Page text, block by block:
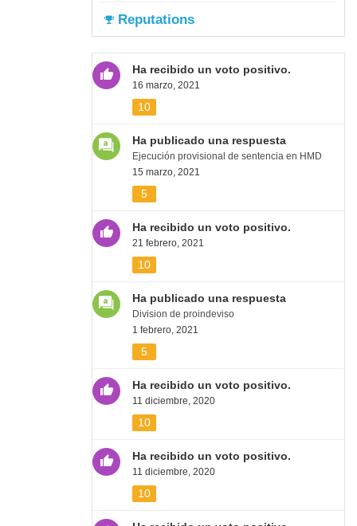
Reputations
Ha recibido un voto positivo.
16 marzo, 2021
10
Ha publicado una respuesta
Ejecución provisional de sentencia en HMD
15 marzo, 2021
5
Ha recibido un voto positivo.
21 febrero, 2021
10
Ha publicado una respuesta
Division de proindeviso
1 febrero, 2021
5
Ha recibido un voto positivo.
11 diciembre, 2020
10
Ha recibido un voto positivo.
11 diciembre, 2020
10